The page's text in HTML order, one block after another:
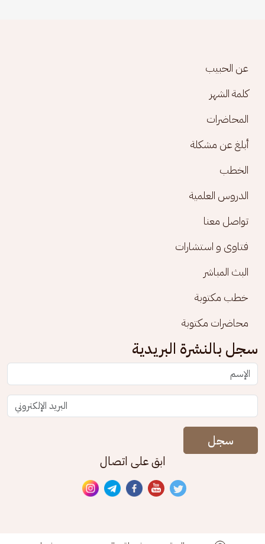
Footer menu
عن الحبيب
كلمة الشهر
المحاضرات
أبلغ عن مشكلة
الخطب
الدروس العلمية
تواصل معنا
فتاوى و استشارات
البث المباشر
خطب مكتوبة
محاضرات مكتوبة
سجل بالنشرة البريدية
سجل
ابق على اتصال